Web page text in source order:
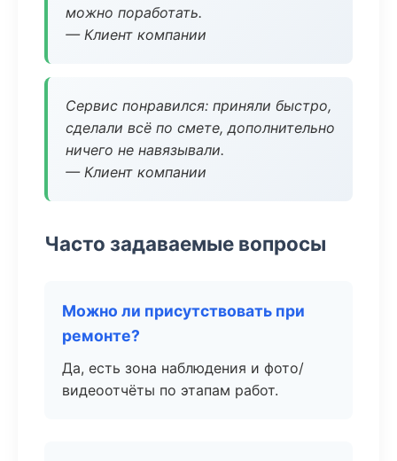
можно поработать.
— Клиент компании
Сервис понравился: приняли быстро,
сделали всё по смете, дополнительно
ничего не навязывали.
— Клиент компании
Часто задаваемые вопросы
Можно ли присутствовать при
ремонте?
Да, есть зона наблюдения и фото/
видеоотчёты по этапам работ.